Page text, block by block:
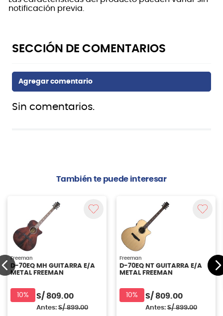
notificación previa.
Sin comentarios.
También te puede interesar
Freeman
D-70EQ MH GUITARRA E/A
METAL FREEMAN
10% S/ 809.00
Antes: S/ 899.00
Freeman
D-70EQ NT GUITARRA E/A
METAL FREEMAN
10% S/ 809.00
Antes: S/ 899.00